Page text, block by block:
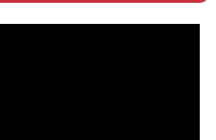
ー 以前からスタッフへの厳しさは有名